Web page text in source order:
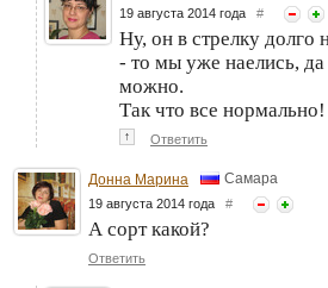
19 августа 2014 года #
Ну, он в стрелку долго
- то мы уже наелись,
можно.
Так что все нормально!
↑ Ответить
Донна Марина Самара
19 августа 2014 года #
А сорт какой?
Ответить